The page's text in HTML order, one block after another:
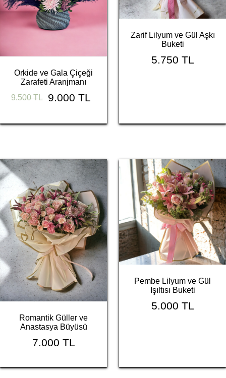
Orkide ve Gala Çiçeği
Zarafeti Aranjmanı
9.500 TL
9.000 TL
Zarif Lilyum ve Gül Aşkı
Buketi
5.750 TL
Romantik Güller ve
Anastasya Büyüsü
7.000 TL
Pembe Lilyum ve Gül
Işıltısı Buketi
5.000 TL